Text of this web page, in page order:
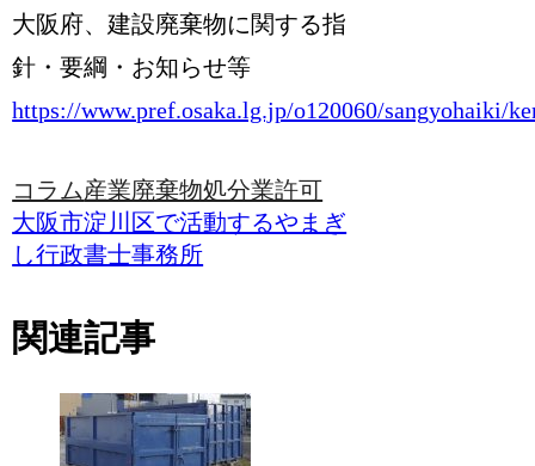
大阪府、建設廃棄物に関する指
針・要綱・お知らせ等
https://www.pref.osaka.lg.jp/o120060/sangyohaiki/
コラム産業廃棄物処分業許可
大阪市淀川区で活動するやまぎ
し行政書士事務所
関連記事